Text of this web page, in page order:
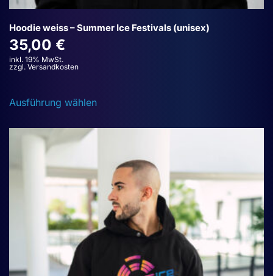
Hoodie weiss – Summer Ice Festivals (unisex)
35,00 €
inkl. 19% MwSt.
zzgl. Versandkosten
Ausführung wählenProdukt
Die
Optionen
können
auf
der
Produktseite
gewählt